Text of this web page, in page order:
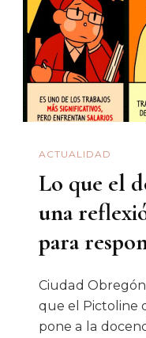
ACTUALIDAD
Lo que el
una
para
Ciudad
que el Pictoline
pone a la